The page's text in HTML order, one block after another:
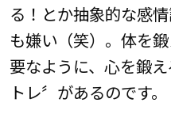
る！とか抽象的な感
も嫌い（笑）。体を
要なように、心を鍛
トレ〞があるのです。